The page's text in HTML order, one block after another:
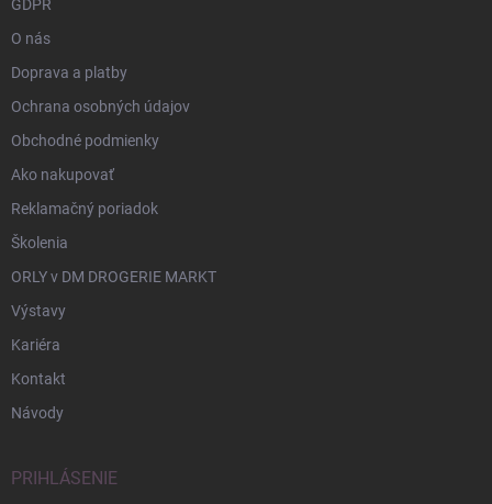
GDPR
O nás
Doprava a platby
Ochrana osobných údajov
Obchodné podmienky
Ako nakupovať
Reklamačný poriadok
Školenia
ORLY v DM DROGERIE MARKT
Výstavy
Kariéra
Kontakt
Návody
PRIHLÁSENIE